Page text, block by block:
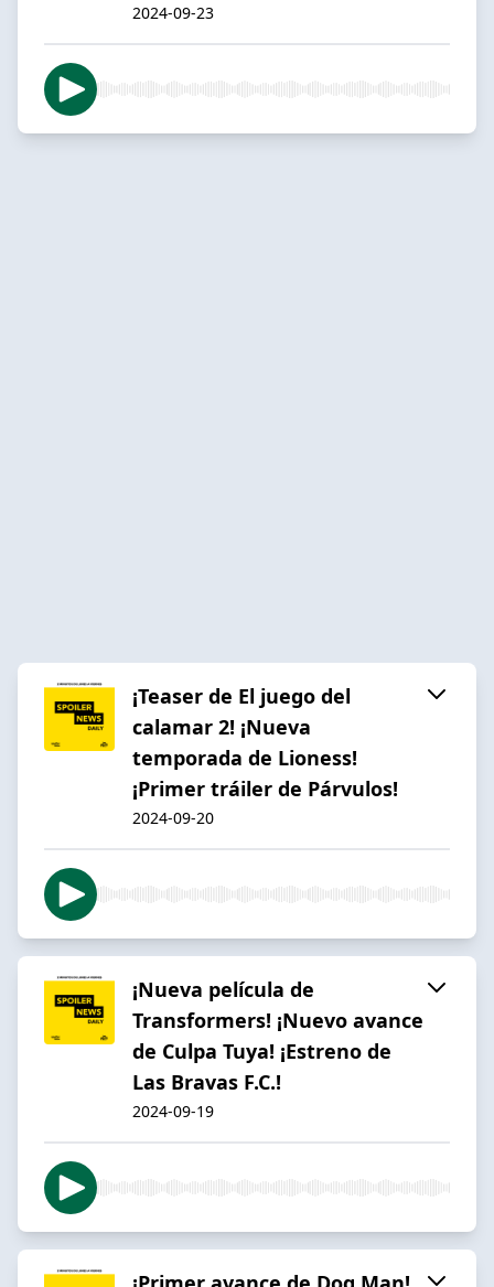
2024-09-23
¡Teaser de El juego del
calamar 2! ¡Nueva
temporada de Lioness!
¡Primer tráiler de Párvulos!
2024-09-20
¡Nueva película de
Transformers! ¡Nuevo avance
de Culpa Tuya! ¡Estreno de
Las Bravas F.C.!
2024-09-19